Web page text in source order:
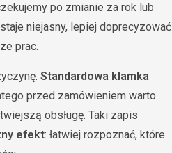
po zmianie za rok lub
niejasny, lepiej doprecyzować
prac.
Standardowa klamka
przed zamówieniem warto
obsługę. Taki zapis
efekt: łatwiej rozpoznać, które